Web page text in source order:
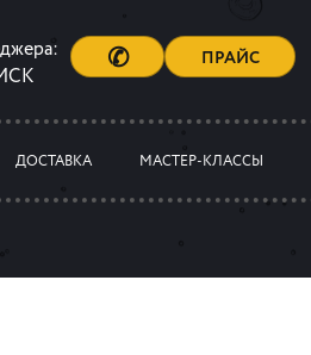
✆ ПРАЙС
ДОСТАВКА МАСТЕР-КЛАССЫ